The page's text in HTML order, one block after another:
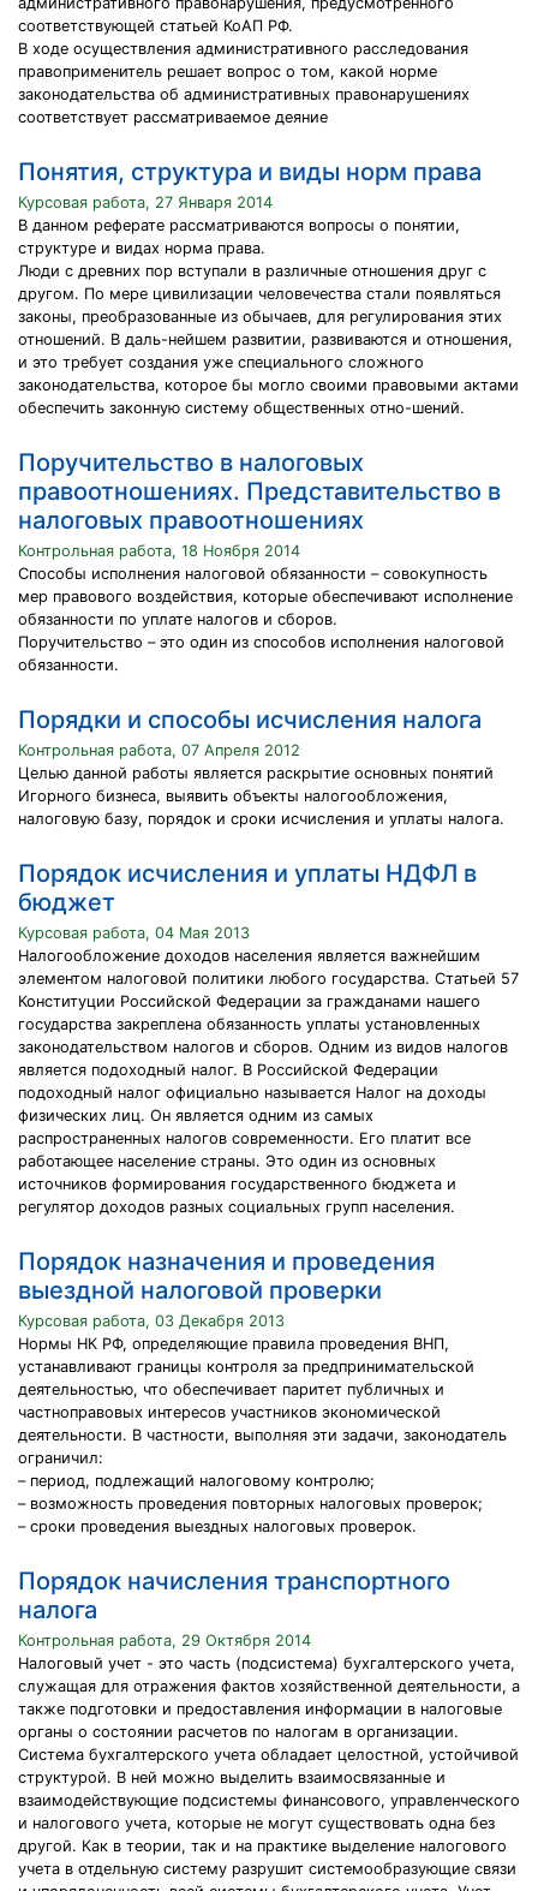
соответствующей статьей КоАП РФ.
В ходе осуществления административного расследования
правоприменитель решает вопрос о том, какой норме
законодательства об административных правонарушениях
соответствует рассматриваемое деяние
Понятия, структура и виды норм права
Курсовая работа, 27 Января 2014
В данном реферате рассматриваются вопросы о понятии,
структуре и видах норма права.
Люди с древних пор вступали в различные отношения друг с
другом. По мере цивилизации человечества стали появляться
законы, преобразованные из обычаев, для регулирования этих
отношений. В даль-нейшем развитии, развиваются и отношения,
и это требует создания уже специального сложного
законодательства, которое бы могло своими правовыми актами
обеспечить законную систему общественных отно-шений.
Поручительство в налоговых
правоотношениях. Представительство в
налоговых правоотношениях
Контрольная работа, 18 Ноября 2014
Способы исполнения налоговой обязанности – совокупность
мер правового воздействия, которые обеспечивают исполнение
обязанности по уплате налогов и сборов.
Поручительство – это один из способов исполнения налоговой
обязанности.
Порядки и способы исчисления налога
Контрольная работа, 07 Апреля 2012
Целью данной работы является раскрытие основных понятий
Игорного бизнеса, выявить объекты налогообложения,
налоговую базу, порядок и сроки исчисления и уплаты налога.
Порядок исчисления и уплаты НДФЛ в
бюджет
Курсовая работа, 04 Мая 2013
Налогообложение доходов населения является важнейшим
элементом налоговой политики любого государства. Статьей 57
Конституции Российской Федерации за гражданами нашего
государства закреплена обязанность уплаты установленных
законодательством налогов и сборов. Одним из видов налогов
является подоходный налог. В Российской Федерации
подоходный налог официально называется Налог на доходы
физических лиц. Он является одним из самых
распространенных налогов современности. Его платит все
работающее население страны. Это один из основных
источников формирования государственного бюджета и
регулятор доходов разных социальных групп населения.
Порядок назначения и проведения
выездной налоговой проверки
Курсовая работа, 03 Декабря 2013
Нормы НК РФ, определяющие правила проведения ВНП,
устанавливают границы контроля за предпринимательской
деятельностью, что обеспечивает паритет публичных и
частноправовых интересов участников экономической
деятельности. В частности, выполняя эти задачи, законодатель
ограничил:
– период, подлежащий налоговому контролю;
– возможность проведения повторных налоговых проверок;
– сроки проведения выездных налоговых проверок.
Порядок начисления транспортного
налога
Контрольная работа, 29 Октября 2014
Налоговый учет - это часть (подсистема) бухгалтерского учета,
служащая для отражения фактов хозяйственной деятельности, а
также подготовки и предоставления информации в налоговые
органы о состоянии расчетов по налогам в организации.
Система бухгалтерского учета обладает целостной, устойчивой
структурой. В ней можно выделить взаимосвязанные и
взаимодействующие подсистемы финансового, управленческого
и налогового учета, которые не могут существовать одна без
другой. Как в теории, так и на практике выделение налогового
учета в отдельную систему разрушит системообразующие связи